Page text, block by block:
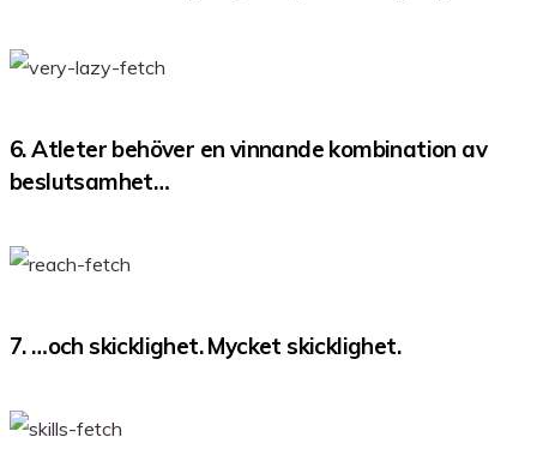
6. Atleter behöver en vinnande kombination av
beslutsamhet…
7. …och skicklighet. Mycket skicklighet.